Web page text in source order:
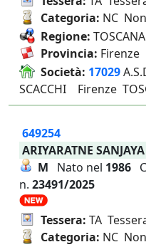
Categoria: NC
Regione: TOSCANA
Provincia: Firenze
Società: 17029
SCACCHI Firenze
649254
ARIYARATNE SANJAYA
M Nato nel 1986
n. 23491/2025
Tessera: TA
Categoria: NC